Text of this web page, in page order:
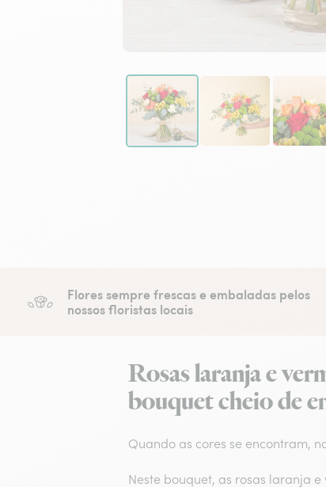
Flores sempre frescas e embaladas pelos
nossos floristas locais
Rosas laranja e
bouquet cheio de
Quando as cores se encontram,
Neste bouquet, as rosas laranja